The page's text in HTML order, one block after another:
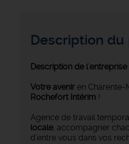
Description du
Description de l'entreprise
Votre avenir en Charente-
Rochefort Intérim !
Agence de travail
locale, accompagner
d’entre vous dans vos